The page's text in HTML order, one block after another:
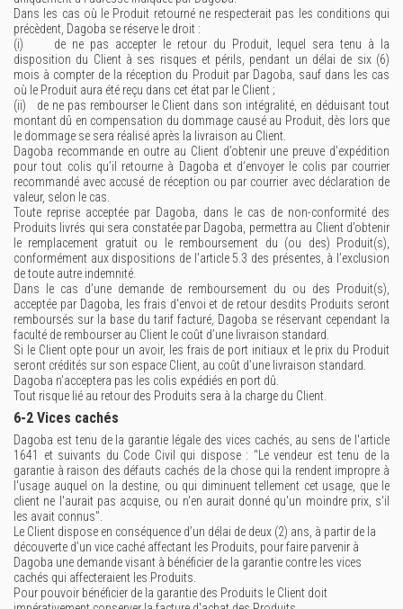
Dans les cas où le Produit retourné ne respecterait pas les conditions qui
précèdent, Dagoba se réserve le droit :
(i) de ne pas accepter le retour du Produit, lequel sera tenu à la
disposition du Client à ses risques et périls, pendant un délai de six (6)
mois à compter de la réception du Produit par Dagoba, sauf dans les cas
où le Produit aura été reçu dans cet état par le Client ;
(ii) de ne pas rembourser le Client dans son intégralité, en déduisant tout
montant dû en compensation du dommage causé au Produit, dès lors que
le dommage se sera réalisé après la livraison au Client.
Dagoba recommande en outre au Client d’obtenir une preuve d’expédition
pour tout colis qu’il retourne à Dagoba et d’envoyer le colis par courrier
recommandé avec accusé de réception ou par courrier avec déclaration de
valeur, selon le cas.
Toute reprise acceptée par Dagoba, dans le cas de non-conformité des
Produits livrés qui sera constatée par Dagoba, permettra au Client d’obtenir
le remplacement gratuit ou le remboursement du (ou des) Produit(s),
conformément aux dispositions de l’article 5.3 des présentes, à l’exclusion
de toute autre indemnité.
Dans le cas d’une demande de remboursement du ou des Produit(s),
acceptée par Dagoba, les frais d'envoi et de retour desdits Produits seront
remboursés sur la base du tarif facturé, Dagoba se réservant cependant la
faculté de rembourser au Client le coût d’une livraison standard.
Si le Client opte pour un avoir, les frais de port initiaux et le prix du Produit
seront crédités sur son espace Client, au coût d’une livraison standard.
Dagoba n’acceptera pas les colis expédiés en port dû.
Tout risque lié au retour des Produits sera à la charge du Client.
6-2 Vices cachés
Dagoba est tenu de la garantie légale des vices cachés, au sens de l'article
1641 et suivants du Code Civil qui dispose : "Le vendeur est tenu de la
garantie à raison des défauts cachés de la chose qui la rendent impropre à
l'usage auquel on la destine, ou qui diminuent tellement cet usage, que le
client ne l'aurait pas acquise, ou n'en aurait donné qu'un moindre prix, s'il
les avait connus".
Le Client dispose en conséquence d’un délai de deux (2) ans, à partir de la
découverte d’un vice caché affectant les Produits, pour faire parvenir à
Dagoba une demande visant à bénéficier de la garantie contre les vices
cachés qui affecteraient les Produits.
Pour pouvoir bénéficier de la garantie des Produits le Client doit